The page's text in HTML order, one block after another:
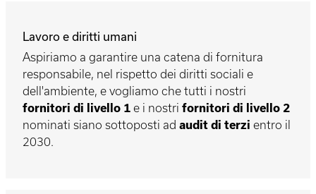
Lavoro e diritti umani
Aspiriamo a garantire una catena di fornitura
responsabile, nel rispetto dei diritti sociali e
dell'ambiente, e vogliamo che tutti i nostri
fornitori di livello 1 e i nostri fornitori di livello 2
nominati siano sottoposti ad audit di terzi entro il
2030.